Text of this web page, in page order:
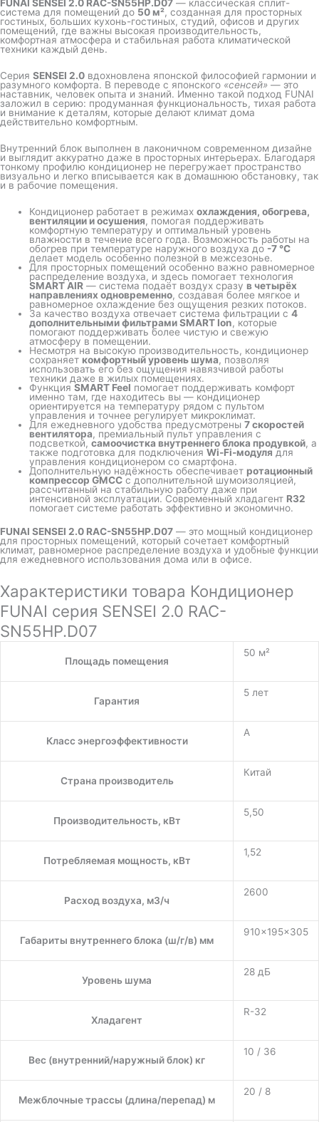
FUNAI SENSEI 2.0 RAC-SN55HP.D07 — классическая сплит-
система для помещений до 50 м², созданная для просторных
гостиных, больших кухонь-гостиных, студий, офисов и других
помещений, где важны высокая производительность,
комфортная атмосфера и стабильная работа климатической
техники каждый день.
Серия SENSEI 2.0 вдохновлена японской философией гармонии и
разумного комфорта. В переводе с японского «сенсей» — это
наставник, человек опыта и знаний. Именно такой подход FUNAI
заложил в серию: продуманная функциональность, тихая работа
и внимание к деталям, которые делают климат дома
действительно комфортным.
Внутренний блок выполнен в лаконичном современном дизайне
и выглядит аккуратно даже в просторных интерьерах. Благодаря
тонкому профилю кондиционер не перегружает пространство
визуально и легко вписывается как в домашнюю обстановку, так
и в рабочие помещения.
Кондиционер работает в режимахохлаждения, обогрева,
вентиляции и осушения, помогая поддерживать
комфортную температуру и оптимальный уровень
влажности в течение всего года. Возможность работы на
обогрев при температуре наружного воздуха до -7 °C
делает модель особенно полезной в межсезонье.
Для просторных помещений особенно важно равномерное
распределение воздуха, и здесь помогает технология
SMART AIR — система подаёт воздух сразу в четырёх
направлениях одновременно, создавая более мягкое и
равномерное охлаждение без ощущения резких потоков.
За качество воздуха отвечает система фильтрации с4
дополнительными фильтрами SMART Ion, которые
помогают поддерживать более чистую и свежую
атмосферу в помещении.
Несмотря на высокую производительность, кондиционер
сохраняет комфортный уровень шума, позволяя
использовать его без ощущения навязчивой работы
техники даже в жилых помещениях.
ФункцияSMART Feel помогает поддерживать комфорт
именно там, где находитесь вы — кондиционер
ориентируется на температуру рядом с пультом
управления и точнее регулирует микроклимат.
Для ежедневного удобства предусмотрены7 скоростей
вентилятора, премиальный пульт управления с
подсветкой,самоочистка внутреннего блока продувкой, а
также подготовка для подключенияWi-Fi-модуля для
управления кондиционером со смартфона.
Дополнительную надёжность обеспечивает ротационный
компрессор GMCC с дополнительной шумоизоляцией,
рассчитанный на стабильную работу даже при
интенсивной эксплуатации. Современный хладагент R32
помогает системе работать эффективно и экономично.
FUNAI SENSEI 2.0 RAC-SN55HP.D07 — это мощный кондиционер
для просторных помещений, который сочетает комфортный
климат, равномерное распределение воздуха и удобные функции
для ежедневного использования дома или в офисе.
Характеристики товара Кондиционер
FUNAI серия SENSEI 2.0 RAC-
SN55HP.D07
Площадь помещения
50 м²
Гарантия
5 лет
Класс энергоэффективности
A
Страна производитель
Китай
Производительность, кВт
5,50
Потребляемая мощность, кВт
1,52
Расход воздуха, м3/ч
2600
Габариты внутреннего блока (ш/г/в) мм
910×195×305
Уровень шума
28 дБ
Хладагент
R-32
Вес (внутренний/наружный блок) кг
10 / 36
Межблочные трассы (длина/перепад) м
20 / 8